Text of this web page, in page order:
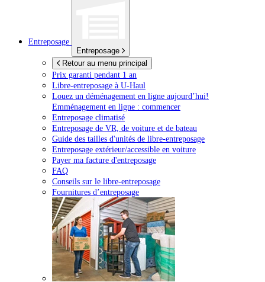
Entreposage
Entreposage
Retour au menu principal
Prix garanti pendant 1 an
Libre-entreposage à U-Haul
Louez un déménagement en ligne aujourd’hui!
Emménagement en ligne : commencer
Entreposage climatisé
Entreposage de VR, de voiture et de bateau
Guide des tailles d'unités de libre-entreposage
Entreposage extérieur/accessible en voiture
Payer ma facture d'entreposage
FAQ
Conseils sur le libre-entreposage
Fournitures d’entreposage